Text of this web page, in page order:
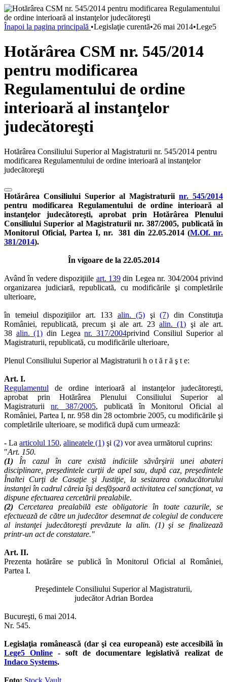
Înapoi la pagina principală •Legislaţie curentă•26 mai 2014•Lege5
Hotărârea CSM nr. 545/2014
pentru modificarea
Regulamentului de ordine
interioară al instanţelor
judecătoreşti
Hotărârea Consiliului Superior al Magistraturii nr. 545/2014 pentru
modificarea Regulamentului de ordine interioară al instanţelor
judecătoreşti
Hotărârea Consiliului Superior al Magistraturii nr. 545/2014
pentru modificarea Regulamentului de ordine interioară al
instanţelor judecătoreşti, aprobat prin Hotărârea Plenului
Consiliului Superior al Magistraturii nr. 387/2005, publicată în
Monitorul Oficial, Partea I, nr. 381 din 22.05.2014 (M.Of. nr.
381/2014).
În vigoare de la 22.05.2014
Având în vedere dispoziţiile art. 139 din Legea nr. 304/2004 privind
organizarea judiciară, republicată, cu modificările şi completările
ulterioare,
în temeiul dispoziţiilor art. 133 alin. (5) şi (7) din Constituţia
României, republicată, precum şi ale art. 23alin. (1) şi ale art.
38 alin. (1) din Legeanr. 317/2004privind Consiliul Superior al
Magistraturii, republicată, cu modificările ulterioare,
Plenul Consiliului Superior al Magistraturii h o t ă r ă ş t e:
Art. I.
Regulamentul de ordine interioară al instanţelor judecătoreşti,
aprobat prin Hotărârea Plenului Consiliului Superior al
Magistraturiinr. 387/2005, publicată în Monitorul Oficial al
României, Partea I, nr. 958 din 28 octombrie 2005, cu modificările şi
completările ulterioare, se modifică după cum urmează:
- La articolul 150, alineatele (1) şi (2) vor avea următorul cuprins:
"Art. 150.
(1)
În cazul în care există indiciile săvârşirii unei abateri
disciplinare, preşedintele curţii de apel sau, după caz, preşedintele
Înaltei Curţi de Casaţie şi Justiţie, la sesizarea conducătorului
instanţei în cadrul căreia îşi desfăşoară activitatea cel sancţionat, va
dispune efectuarea cercetării prealabile.
(2)
Cercetarea prealabilă este obligatorie în toate cazurile, se
efectuează de către un judecător desemnat de colegiul de conducere
al instanţei judecătoreşti prevăzute la alin. (1) şi se finalizează
printr-un act de constatare."
Art. II.
Prezenta hotărâre se publică în Monitorul Oficial al României,
Partea I.
Preşedintele Consiliului Superior al Magistraturii,
judecător Adrian Bordea
Bucureşti, 6 mai 2014.
Nr. 545.
Legislaţia românească (dar şi cea europeană) este accesibilă în
Lege5 Online - soft de documentare legislativă realizat de
Indaco Systems.
Foto: Stock Vault